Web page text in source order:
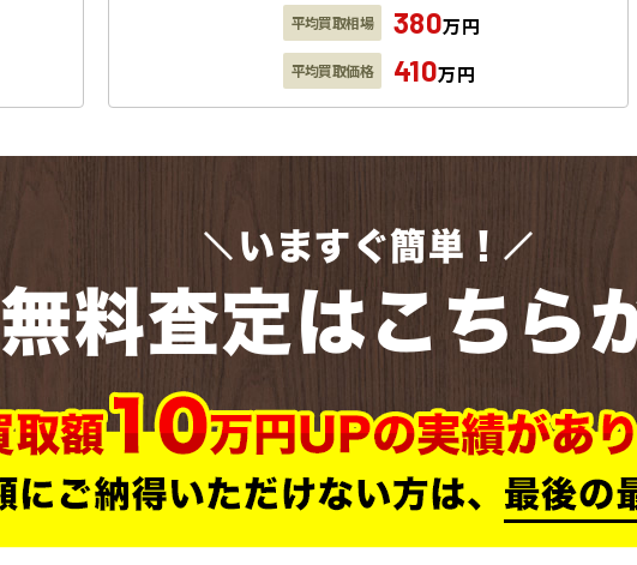
平均買取相場 380万円
平均買取価格 410万円
いますぐ簡単！
無料査定はこちら